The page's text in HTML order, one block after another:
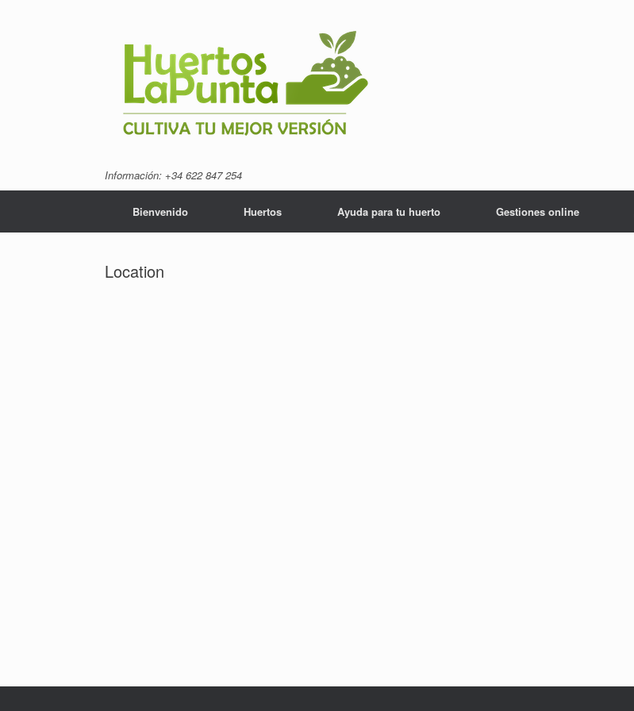
Información: +34 ‭622 847 254‬
Bienvenido Huertos Ayuda para tu huerto Gestiones online
Location